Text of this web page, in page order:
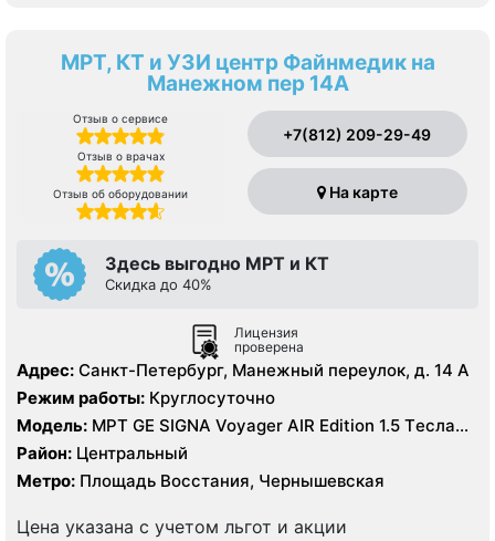
МРТ, КТ и УЗИ центр Файнмедик на
Манежном пер 14А
Отзыв о сервисе
Отзыв о врачах
Отзыв об оборудовании
+7(812) 209-29-49
На карте
Здесь выгодно МРТ и КТ
Скидка до 40%
Лицензия
проверена
Адрес: Санкт-Петербург, Манежный переулок, д. 14 А
Режим работы: Круглосуточно
Модель: МРТ GE SIGNA Voyager AIR Edition 1.5 Tесла
полуоткрытый, КТ GE Revolution EVO 128 срезов, УЗИ
GE Vivid 11 экспертного класса
Район: Центральный
Метро: Площадь Восстания, Чернышевская
Цена указана с учетом льгот и акции